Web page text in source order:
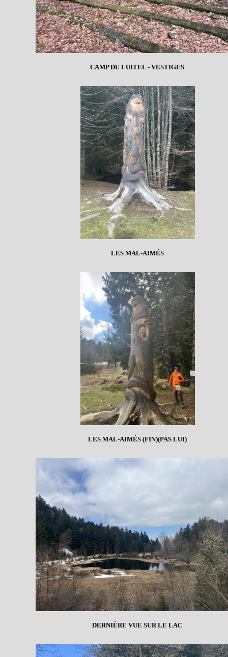
CAMP DU LUITEL - VESTIGES
LES MAL-AIMÉS
LES MAL-AIMÉS (FIN)(PAS LUI)
DERNIÈRE VUE SUR LE LAC